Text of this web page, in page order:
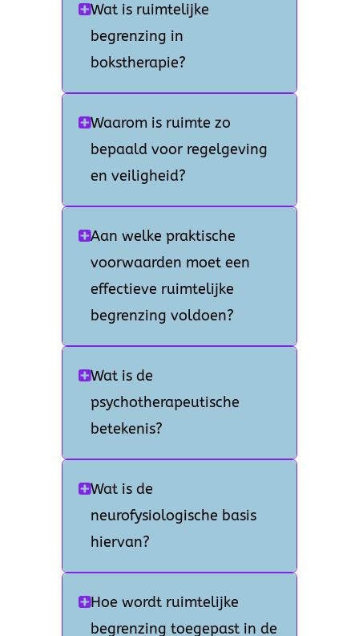
Wat is ruimtelijke
begrenzing in
bokstherapie?
Waarom is ruimte zo
bepaald voor regelgeving
en veiligheid?
Aan welke praktische
voorwaarden moet een
effectieve ruimtelijke
begrenzing voldoen?
Wat is de
psychotherapeutische
betekenis?
Wat is de
neurofysiologische basis
hiervan?
Hoe wordt ruimtelijke
begrenzing toegepast in de